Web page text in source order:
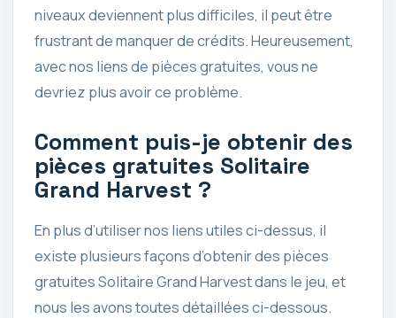
niveaux deviennent plus difficiles, il peut être
frustrant de manquer de crédits. Heureusement,
avec nos liens de pièces gratuites, vous ne
devriez plus avoir ce problème.
Comment puis-je obtenir des
pièces gratuites Solitaire
Grand Harvest ?
En plus d’utiliser nos liens utiles ci-dessus, il
existe plusieurs façons d’obtenir des pièces
gratuites Solitaire Grand Harvest dans le jeu, et
nous les avons toutes détaillées ci-dessous.